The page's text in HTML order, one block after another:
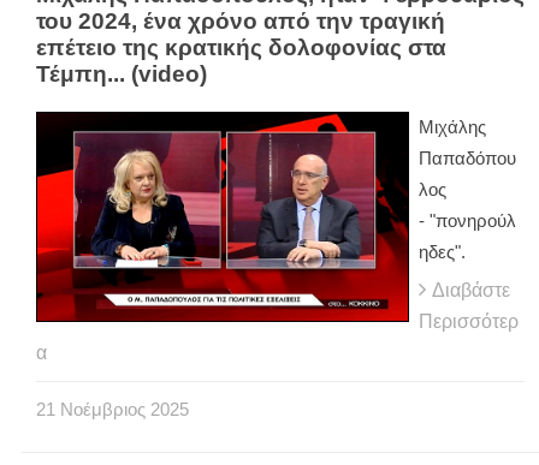
του 2024, ένα χρόνο από την τραγική
επέτειο της κρατικής δολοφονίας στα
Τέμπη... (video)
Μιχάλης
Παπαδόπου
λος
- "πονηρούλ
ηδες".
Διαβάστε
Περισσότερ
α
21 Νοέμβριος 2025